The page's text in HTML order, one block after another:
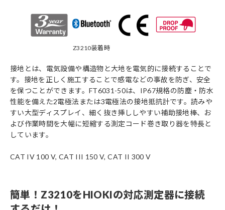
Z3210装着時
接地とは、電気設備や構造物と大地を電気的に接続することで
す。接地を正しく施工することで感電などの事故を防ぎ、安全
を保つことができます。FT6031-50は、IP67規格の防塵・防水
性能を備えた2電極法または3電極法の接地抵抗計です。読みや
すい大型ディスプレイ、細く抜き挿ししやすい補助接地棒、お
よび作業時間を大幅に短縮する測定コード巻き取り器を特長と
しています。
CAT IV 100 V, CAT III 150 V, CAT II 300 V
簡単！Z3210をHIOKIの対応測定器に接続